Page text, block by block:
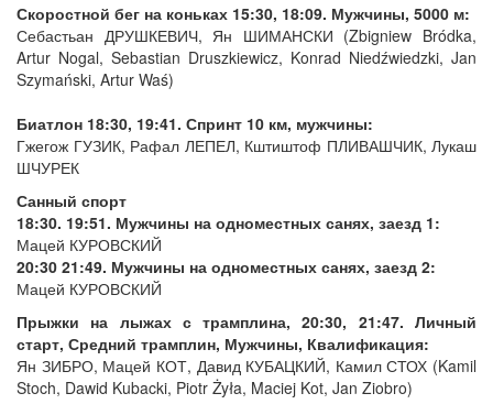
Скоростной бег на коньках 15:30, 18:09. Мужчины, 5000 м:
Себастьан ДРУШКЕВИЧ, Ян ШИМАНСКИ (Zbigniew Bródka,
Artur Nogal, Sebastian Druszkiewicz, Konrad Niedźwiedzki, Jan
Szymański, Artur Waś)
Биатлон 18:30, 19:41. Спринт 10 км, мужчины:
Гжегож ГУЗИК, Рафал ЛЕПЕЛ, Кштиштоф ПЛИВАШЧИК, Лукаш
ШЧУРЕК
Санный спорт
18:30. 19:51. Мужчины на одноместных санях, заезд 1:
Мацей КУРОВСКИЙ
20:30 21:49. Мужчины на одноместных санях, заезд 2:
Мацей КУРОВСКИЙ
Прыжки на лыжах с трамплина, 20:30, 21:47. Личный
старт, Средний трамплин, Мужчины, Квалификация:
Ян ЗИБРО, Мацей КОТ, Давид КУБАЦКИЙ, Камил СТОХ (Kamil
Stoch, Dawid Kubacki, Piotr Żyła, Maciej Kot, Jan Ziobro)